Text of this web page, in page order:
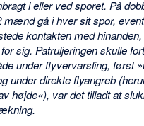
i eller ved sporet. På
mænd gå i hver sit spor,
kontakten med
sig. Patruljeringen skulle
under flyvervarsling, først
under direkte flyangreb
højde«), var det tilladt at